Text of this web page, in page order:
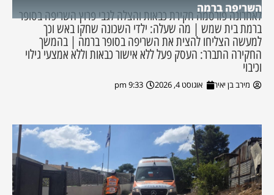
השריפה ברמה
לאחרונה פורסמה חקירת כבאות והצלה לגבי פרוץ השריפה בסופר
ברמת בית שמש | מה שעלה: ילדי השכונה שחקו באש וכך
למעשה הצליחו להצית את השריפה בסופר ברמה | בהמשך
החקירה התברר: העסק פעל ללא אישור כבאות וללא אמצעי גילוי
וכיבוי
מירב בן יאיר אוגוסט 4, 2026 9:33 pm